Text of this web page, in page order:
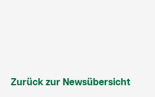
Zurück zur Newsübersicht